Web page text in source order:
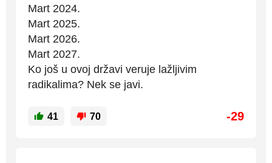
Mart 2024.
Mart 2025.
Mart 2026.
Mart 2027.
Ko još u ovoj državi veruje lažljivim
radikalima? Nek se javi.
41 70 -29